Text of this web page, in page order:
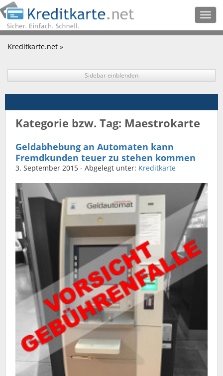
Kreditkarte.net »
Sidebar einblenden
Kategorie bzw. Tag: Maestrokarte
Geldabhebung an Automaten kann
Fremdkunden teuer zu stehen kommen
3. September 2015 - Abgelegt unter: Kreditkarte